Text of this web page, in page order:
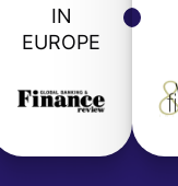
IN
EUROPE